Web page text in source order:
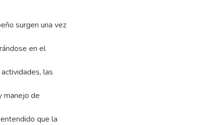
surgen una vez
en el
las
manejo de
que la